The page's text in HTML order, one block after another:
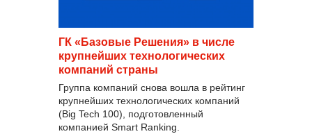
ГК «Базовые Решения» в числе
крупнейших технологических
компаний страны
Группа компаний снова вошла в рейтинг
крупнейших технологических компаний
(Big Tech 100), подготовленный
компанией Smart Ranking.